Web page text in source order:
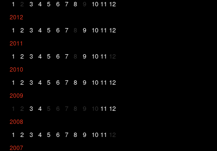
1 2 3 4 5 6 7 8 9 10 11 12
2012
1 2 3 4 5 6 7 8 9 10 11 12
2011
1 2 3 4 5 6 7 8 9 10 11 12
2010
1 2 3 4 5 6 7 8 9 10 11 12
2009
1 2 3 4 5 6 7 8 9 10 11 12
2008
1 2 3 4 5 6 7 8 9 10 11 12
2007